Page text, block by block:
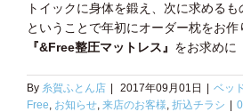
トイックに身体を鍛え、次に求めるも
ということで年初にオーダー枕をお
『&Free整圧マットレス』 をお求めに
By 糸賀ふとん店 2017年09月01日 ベッ
Free, お知らせ, 来店のお客様, 折込チラシ